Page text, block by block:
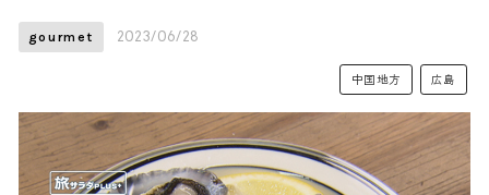
gourmet 2023/06/28
中国地方 広島